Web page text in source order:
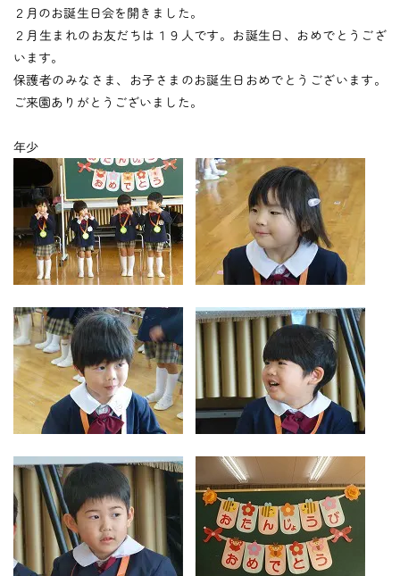
未 就
つくしの会
時間
保 育後の 課 外活動
課外授業
お知らせ ブログ
フォトギャラリー よくあるご質問
プライバシーポリシー
お気軽にご相談ください
メールでお問合せ
24時間年中いつでもお気軽に
072-793-5381
月~金 10:00-18:00
２月のお誕生日会を開きました。
２月生まれのお友だちは１９人です。お誕生日、おめでとうござ
います。
保護者のみなさま、お子さまのお誕生日おめでとうございます。
ご来園ありがとうございました。
年少